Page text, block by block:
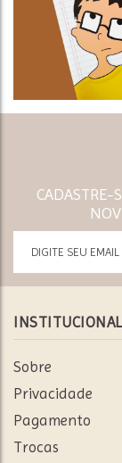
CADASTRE-
INSTITUCIONAL
Sobre
Privacidade
Pagamento
Trocas